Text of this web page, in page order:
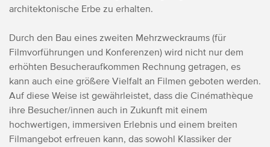
architektonische Erbe zu erhalten.
Durch den Bau eines zweiten Mehrzweckraums (für
Filmvorführungen und Konferenzen) wird nicht nur dem
erhöhten Besucheraufkommen Rechnung getragen, es
kann auch eine größere Vielfalt an Filmen geboten werden.
Auf diese Weise ist gewährleistet, dass die Cinémathèque
ihre Besucher/innen auch in Zukunft mit einem
hochwertigen, immersiven Erlebnis und einem breiten
Filmangebot erfreuen kann, das sowohl Klassiker der